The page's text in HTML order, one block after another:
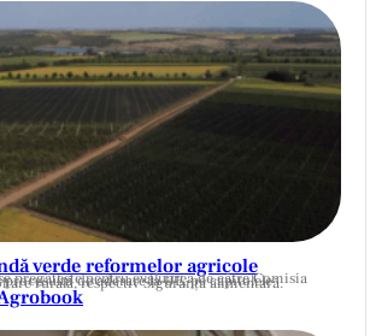
verde reformelor agricole
Europeană în cadrul procesului de aderare la UE, pe capitolele Agricultură și dezvoltare rurală, respectiv Siguranța alimentară.